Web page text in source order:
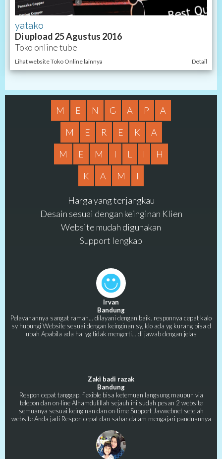
yatako
Di upload 25 Agustus 2016
Toko online tube
Lihat website Toko Online lainnya Detail
M E N G A P
A
M
E R E K
A
M
E M I L I
H
K
A M I
Harga yang terjangkau
Desain sesuai dengan keinginan Klien
Website mudah digunakan
Support lengkap
Irvan
Bandung
Pelayanannya sangat ramah... dilayani dengan baik. responnya cepat kalo
sy hubungi Website sesuai dengan keinginan sy, klo ada yg kurang bisa d
ubah Apabila ada hal yg tidak mengerti... di jawab dengan jelas
Zaki badi razak
Bandung
Respon cepat tanggap, flexible bisa ketemuan langsung maupun via
telepon dan on-line Alhamdulillah sejauh ini sudah pesan 2 website
semuanya sesuai keinginan dan on-time Support Javwebnet setelah
website Anda jadi Respon cepat dan sabar dalam mengajari panduannya